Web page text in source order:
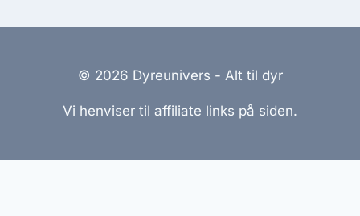
© 2026 Dyreunivers - Alt til dyr
Vi henviser til affiliate links på siden.